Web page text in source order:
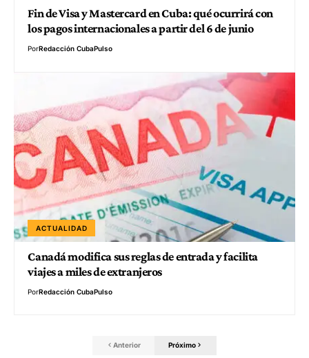
Fin de Visa y Mastercard en Cuba: qué ocurrirá con
los pagos internacionales a partir del 6 de junio
PorRedacción CubaPulso
ACTUALIDAD
Canadá modifica sus reglas de entrada y facilita
viajes a miles de extranjeros
PorRedacción CubaPulso
Anterior Próximo